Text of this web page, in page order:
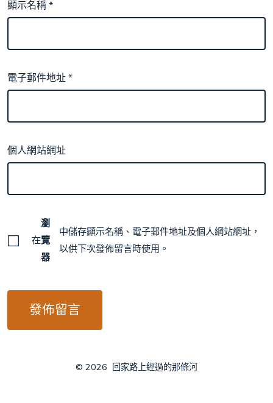
顯示名稱*
電子郵件地址*
個人網站網址
在
瀏
覽
器
中儲存顯示名稱、電子郵件地址及個人網站網址，
以供下次發佈留言時使用。
© 2026 回家路上經過的那條河